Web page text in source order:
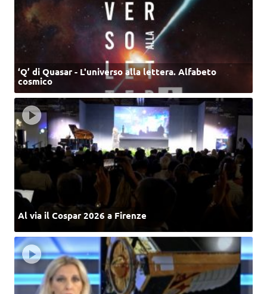
‘Q’ di Quasar - L'universo alla lettera. Alfabeto
cosmico
Al via il Cospar 2026 a Firenze